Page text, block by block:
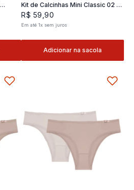
Kit de Calcinhas Mini Classic 02 -
2 und
R$ 59 ,90
Em até 1x sem juros
Adicionar na sacola